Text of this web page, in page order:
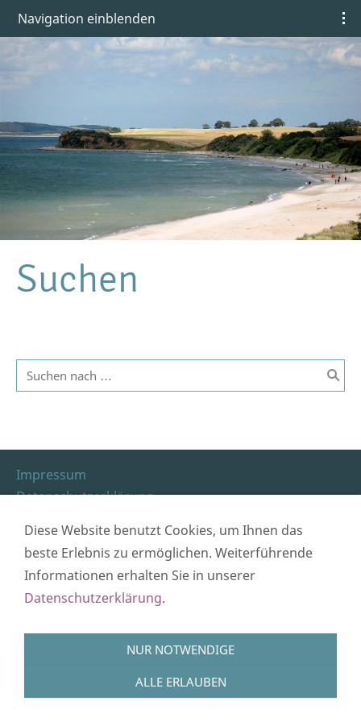
Navigation einblenden
Suchen
Impressum
Datenschutzerklärung
Diese Website benutzt Cookies, um Ihnen das
beste Erlebnis zu ermöglichen. Weiterführende
Informationen erhalten Sie in unserer
Datenschutzerklärung.
NUR NOTWENDIGE
ALLE ERLAUBEN